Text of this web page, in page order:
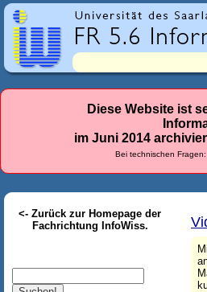
r
l
a
n
-
h
Diese Website ist
im Juni 2014
Bei technischen Fragen:
<- Zurück zur Homepage der
Fachrichtung InfoWiss.